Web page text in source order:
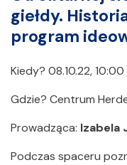
giełdy.
program
Kiedy? 08.10.22, 10:00
Gdzie? Centrum
Prowadząca: Izabela
Podczas spaceru